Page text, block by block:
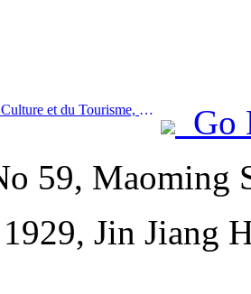
Prev:Ministre de la Culture et du Tourisme, Sun Yeli : Promouvoir la construction d’un pôle touristique majeur et enrichir l’offre de produits touristiques de haute qualité.
Go
59, Maoming
Jin Jiang